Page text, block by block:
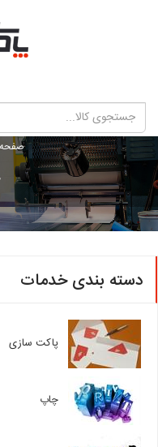
دسته بندی خدمات
پاکت سازی
چاپ